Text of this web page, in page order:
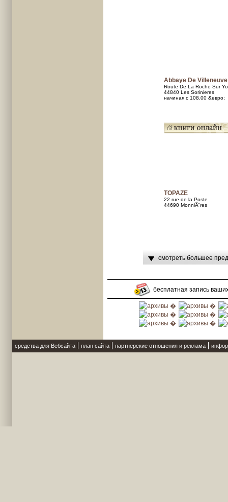
Abbaye De Villeneuve
Route De La Roche Sur
44840 Les Sorinieres
начиная с 108.00 &евро;
TOPAZE
22 rue de la Poste
44690 MonniÃ¨res
смотреть большее
бесплатная запись
средства для Вебсайта план сайта партнерские отношения и реклама